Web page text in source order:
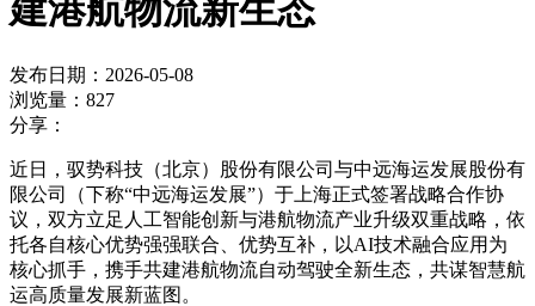
建港航物流新生态
发布日期：2026-05-08
浏览量：827
分享：
近日，驭势科技（北京）股份有限公司与中远海运发展股份有
限公司（下称“中远海运发展”）于上海正式签署战略合作协
议，双方立足人工智能创新与港航物流产业升级双重战略，依
托各自核心优势强强联合、优势互补，以AI技术融合应用为
核心抓手，携手共建港航物流自动驾驶全新生态，共谋智慧航
运高质量发展新蓝图。